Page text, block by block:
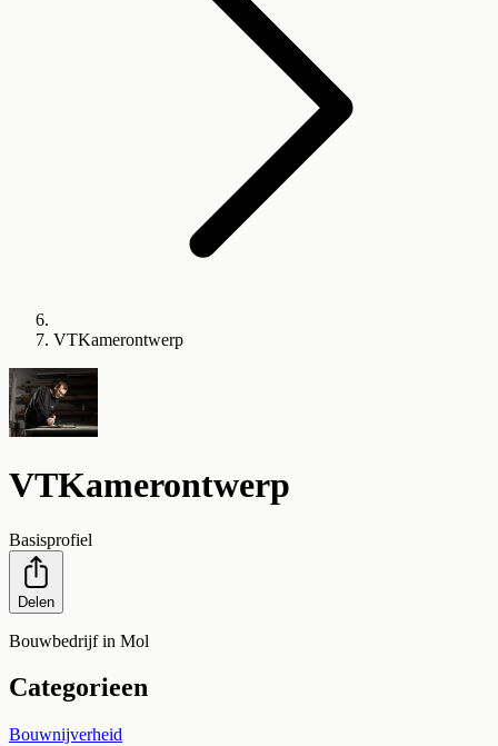
VTKamerontwerp
VTKamerontwerp
Basisprofiel
Delen
Bouwbedrijf in Mol
Categorieen
Bouwnijverheid